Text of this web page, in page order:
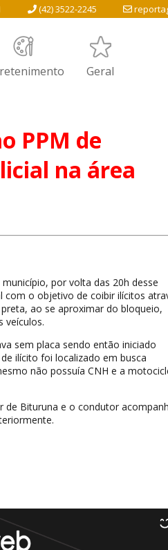
(42) 3522-2245
Geral
PPM de
na área
por volta das 20h desse
com o objetivo de coibir ilícitos
ao se aproximar do bloqueio,
veículos.
sem placa sendo então iniciado
ilícito foi localizado em busca
não possuía CNH e a
de Bituruna e o condutor